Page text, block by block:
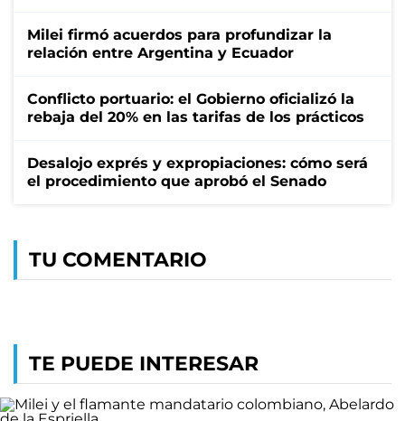
Milei firmó acuerdos para profundizar la
relación entre Argentina y Ecuador
Conflicto portuario: el Gobierno oficializó la
rebaja del 20% en las tarifas de los prácticos
Desalojo exprés y expropiaciones: cómo será
el procedimiento que aprobó el Senado
TU COMENTARIO
TE PUEDE INTERESAR